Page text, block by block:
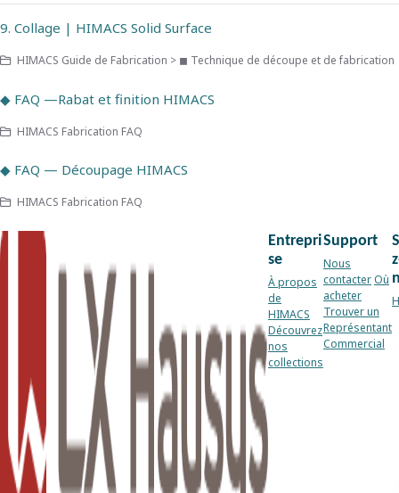
9. Collage | HIMACS Solid Surface
HIMACS Guide de Fabrication > ◼ Technique de découpe et de fabrication
◆ FAQ —Rabat et finition HIMACS
HIMACS Fabrication FAQ
◆ FAQ — Découpage HIMACS
HIMACS Fabrication FAQ
Entrepri
se
À propos
de
HIMACS
Découvrez
nos
collections
Support
Nous
contacterOù
acheter
Trouver un
Représentant
Commercial